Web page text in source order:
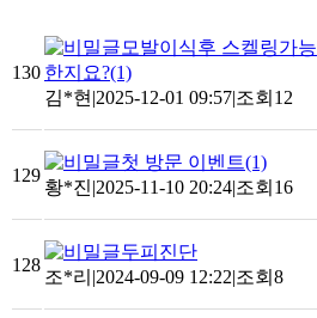
130
모발이식후 스켈링가능
한지요?(1)
김*현 |2025-12-01 09:57|조회12
129
첫 방문 이벤트(1)
황*진|2025-11-10 20:24|조회16
128
두피진단
조*리 |2024-09-09 12:22|조회8